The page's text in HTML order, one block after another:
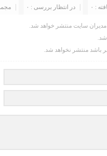
در انتظار بررسی : ۰ : ۰
سایت منتشر خواهد شد.
شد.
باشد منتشر نخواهد شد.